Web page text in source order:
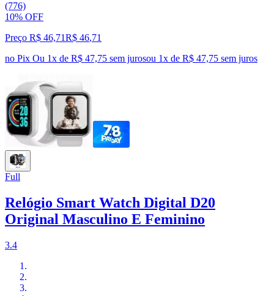
(776)
10% OFF
Preço R$ 46,71R$ 46,71
no Pix Ou 1x de R$ 47,75 sem jurosou 1x de R$ 47,75 sem juros
Full
Relógio Smart Watch Digital D20
Original Masculino E Feminino
3.4